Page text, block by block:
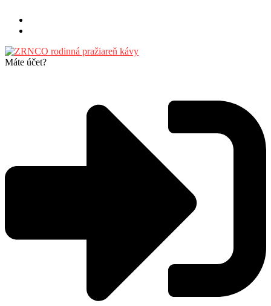
obsah
Máte účet?